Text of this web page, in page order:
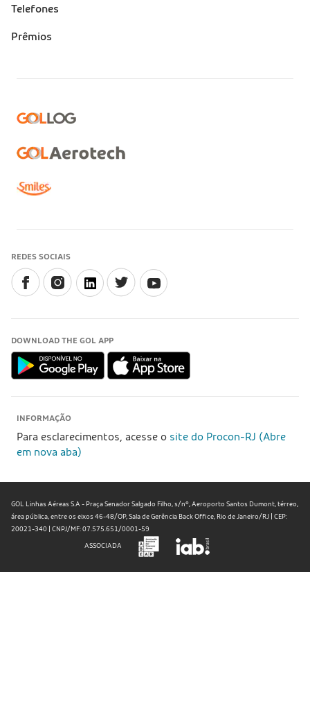
Telefones
Prêmios
REDES SOCIAIS
DOWNLOAD THE GOL APP
INFORMAÇÃO
Para esclarecimentos, acesse o site do Procon-RJ (Abre
em nova aba)
GOL Linhas Aéreas S.A - Praça Senador Salgado Filho, s/nº, Aeroporto Santos Dumont, térreo,
área pública, entre os eixos 46-48/OP, Sala de Gerência Back Office, Rio de Janeiro/RJ | CEP:
20021-340 | CNPJ/MF: 07.575.651/0001-59
ASSOCIADA